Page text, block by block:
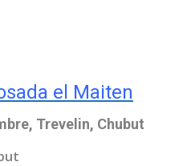
el Maiten
Trevelin, Chubut